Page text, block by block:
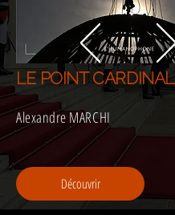
LE POINT CARDINAL
Alexandre MARCHI
Découvrir